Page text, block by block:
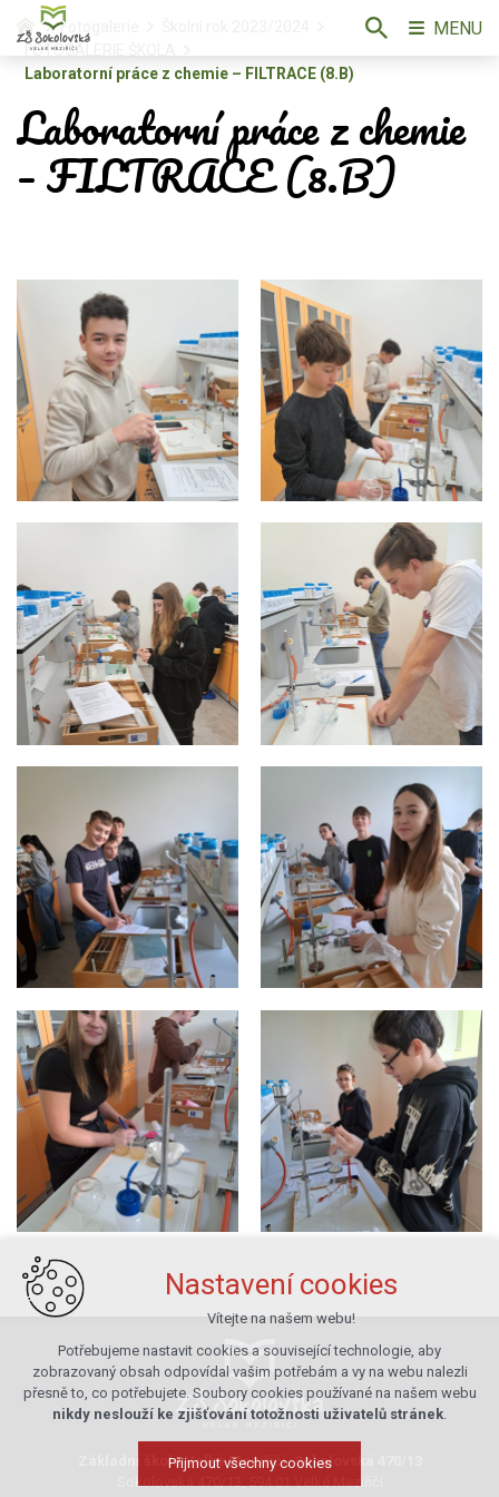
Fotogalerie
FOTOGALERIE ŠKOLA
Laboratorní práce z chemie – FILTRACE (8.B)
Laboratorní práce z chemie
– FILTRACE (8.B)
Základní škola Velké Meziříčí, Sokolovská 470/13
MENU
Nastavení cookies
Vítejte na našem webu!
Potřebujeme nastavit cookies a související technologie, aby
zobrazovaný obsah odpovídal vašim potřebám a vy na webu nalezli
přesně to, co potřebujete. Soubory cookies používané na našem webu
nikdy neslouží ke zjišťování totožnosti uživatelů stránek.
Přijmout všechny cookies